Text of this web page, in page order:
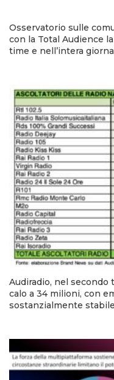
Osservatorio sulle
con la Total Audience
time e nell’intera
Audiradio, nel
calo a 34 milioni, con
sostanzialmente stabile